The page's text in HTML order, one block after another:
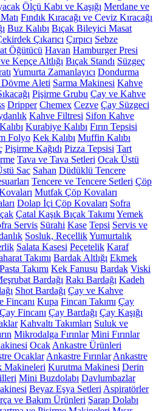
Ölçü Kabı ve Kaşığı Merdane ve
Fındık Kıracağı ve Ceviz Kıracağı
Buz Kalıbı Bıçak Bileyici Masat
Çıkarıcı Çırpıcı Sebze
Öğütücü Havan Hamburger Presi
Kepçe Altlığı Bıçak Standı Süzgeç
Yumurta Zamanlayıcı Dondurma
Aleti Sarma Makinesi Kahve
Pişirme Grubu Çay ve Kahve
Dripper Chemex Cezve Çay Süzgeci
Kahve Filtresi Sifon Kahve
Kurabiye Kalıbı Fırın Tepsisi
Folyo Kek Kalıbı Muffin Kalıbı
Pişirme Kağıdı Pizza Tepsisi Tart
Tava ve Tava Setleri Ocak Üstü
Sac Sahan Düdüklü Tencere
Tencere ve Tencere Setleri Çöp
Mutfak Çöp Kovaları
Dolap İçi Çöp Kovaları Sofra
Çatal Kaşık Bıçak Takımı Yemek
Servis Sürahi Kase Tepsi Servis ve
Sosluk, ReçellikYumurtalık
Salata Kasesi Peçetelik Karaf
Takımı Bardak Altlığı Ekmek
Pasta Takımı Kek Fanusu Bardak Viski
Bardağı Rakı Bardağı Kadeh
Shot Bardağı Çay ve Kahve
Fincanı Kupa Fincan Takımı Çay
Çay Fincanı Çay Bardağı Çay Kaşığı
Kahvaltı Takımları Suluk ve
Mikrodalga Fırınlar Mini Fırınlar
Ocak Ankastre Ürünleri
Ocaklar Ankastre Fırınlar Ankastre
Makineleri Kurutma Makinesi Derin
Mini Buzdolabı Davlumbazlar
Beyaz Eşya Setleri Aspiratörler
ve Bakım Ürünleri Şarap Dolabı